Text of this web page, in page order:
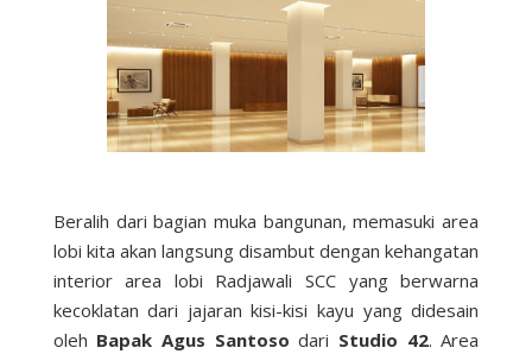
Beralih dari bagian muka bangunan, memasuki area
lobi kita akan langsung disambut dengan kehangatan
interior area lobi Radjawali SCC yang berwarna
kecoklatan dari jajaran kisi-kisi kayu yang didesain
oleh Bapak Agus Santoso dari Studio 42. Area